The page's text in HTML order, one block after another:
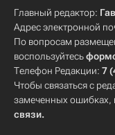
Главный редактор:
Адрес электронной
По вопросам
воспользуйтесь
Телефон Редакции: 7
Чтобы связаться с
замеченных ошибках,
связи.